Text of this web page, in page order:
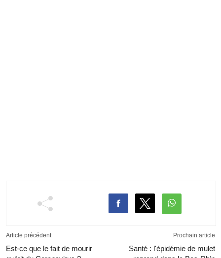
Article précédent
Est-ce que le fait de mourir
Prochain article
Santé : l'épidémie de mulet